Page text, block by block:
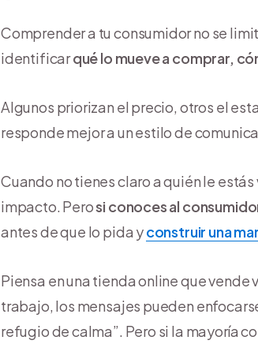
Comprender a tu consumidor no se
identificarqué lo mueve a comprar,
Algunos priorizan el precio, otros el
responde mejor a un estilo de
Cuando no tienes claro a quién le
impacto. Perosi conoces al
antes de que lo pida yconstruir una
Piensa en una tienda online que
trabajo, los mensajes pueden
refugio de calma”. Pero si la mayoría